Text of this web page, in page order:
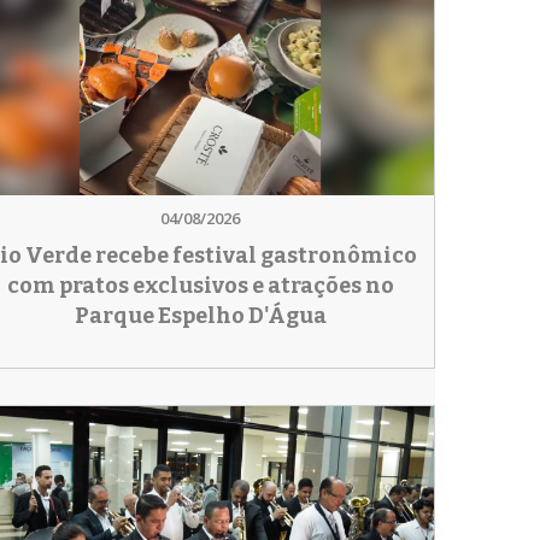
04/08/2026
Verde recebe festival gastronômico
com pratos exclusivos e atrações no
Parque Espelho D'Água